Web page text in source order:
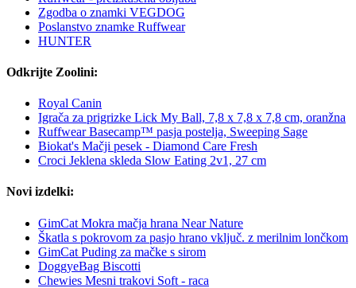
Zgodba o znamki VEGDOG
Poslanstvo znamke Ruffwear
HUNTER
Odkrijte Zoolini:
Royal Canin
Igrača za prigrizke Lick My Ball, 7,8 x 7,8 x 7,8 cm, oranžna
Ruffwear Basecamp™ pasja postelja, Sweeping Sage
Biokat's Mačji pesek - Diamond Care Fresh
Croci Jeklena skleda Slow Eating 2v1, 27 cm
Novi izdelki:
GimCat Mokra mačja hrana Near Nature
Škatla s pokrovom za pasjo hrano vključ. z merilnim lončkom
GimCat Puding za mačke s sirom
DoggyeBag Biscotti
Chewies Mesni trakovi Soft - raca